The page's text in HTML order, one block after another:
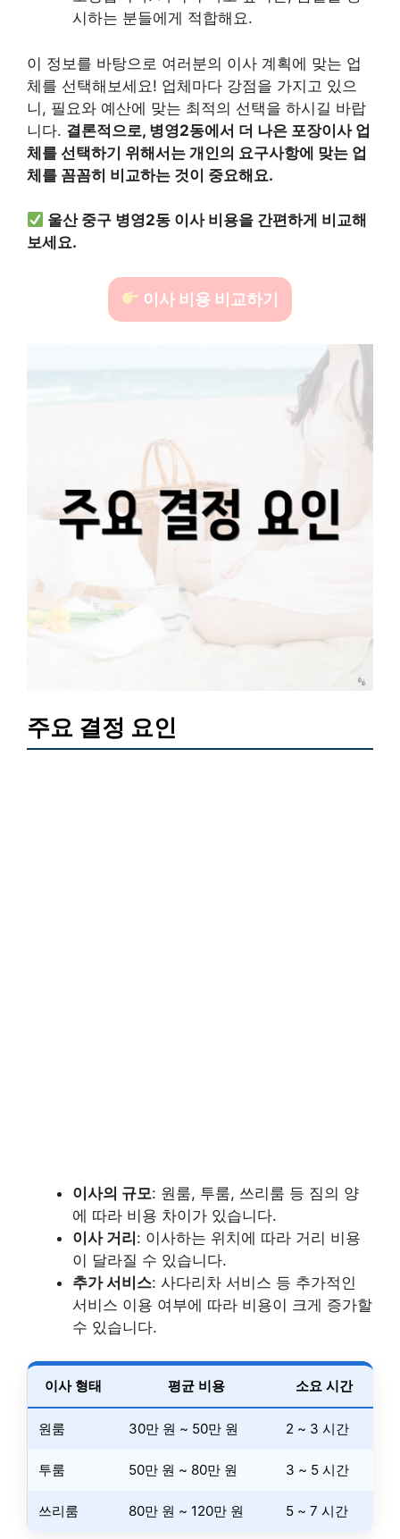
시하는 분들에게 적합해요.
이 정보를 바탕으로 여러분의 이사 계획에 맞는 업
체를 선택해보세요! 업체마다 강점을 가지고 있으
니, 필요와 예산에 맞는 최적의 선택을 하시길 바랍
니다. 결론적으로, 병영2동에서 더 나은 포장이사 업
체를 선택하기 위해서는 개인의 요구사항에 맞는 업
체를 꼼꼼히 비교하는 것이 중요해요.
울산 중구 병영2동 이사 비용을 간편하게 비교해
보세요.
이사 비용 비교하기
주요 결정 요인
이사의 규모: 원룸, 투룸, 쓰리룸 등 짐의 양
에 따라 비용 차이가 있습니다.
이사 거리: 이사하는 위치에 따라 거리 비용
이 달라질 수 있습니다.
추가 서비스: 사다리차 서비스 등 추가적인
서비스 이용 여부에 따라 비용이 크게 증가할
수 있습니다.
이사 형태 평균 비용 소요 시간
원룸 30만 원 ~ 50만 원 2 ~ 3 시간
투룸 50만 원 ~ 80만 원 3 ~ 5 시간
쓰리룸 80만 원 ~ 120만 원 5 ~ 7 시간